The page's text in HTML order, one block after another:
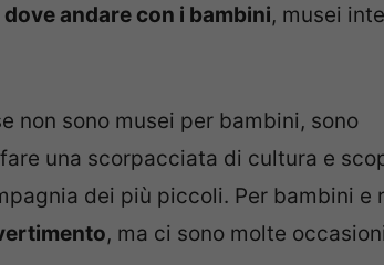
andare con i bambini, musei
non sono musei per bambini, sono
una scorpacciata di cultura e
dei più piccoli. Per bambini e
, ma ci sono molte